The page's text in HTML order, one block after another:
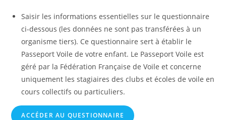
Saisir les informations essentielles sur le questionnaire
ci-dessous (les données ne sont pas transférées à un
organisme tiers). Ce questionnaire sert à établir le
Passeport Voile de votre enfant. Le Passeport Voile est
géré par la Fédération Française de Voile et concerne
uniquement les stagiaires des clubs et écoles de voile en
cours collectifs ou particuliers.
ACCÉDER AU QUESTIONNAIRE